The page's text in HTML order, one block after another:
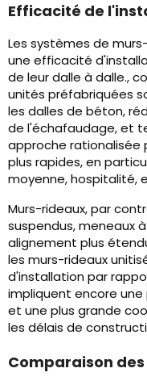
Efficacité de
Les systèmes de
une efficacité
de leur dalle à dalle.,
unités préfabriquées
les dalles de béton,
de l'échafaudage, et
approche rationalisée
plus rapides, en
moyenne, hospitalité,
Murs-rideaux, par
suspendus, meneaux
alignement plus
les murs-rideaux
d'installation par
impliquent encore
et une plus grande
les délais de
Comparaison